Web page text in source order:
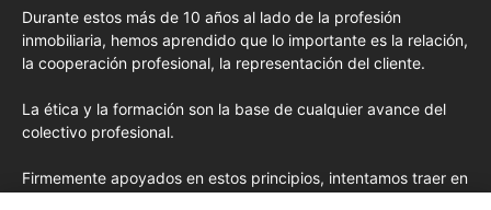
Durante estos más de 10 años al lado de la profesión
inmobiliaria, hemos aprendido que lo importante es la relación,
la cooperación profesional, la representación del cliente.
La ética y la formación son la base de cualquier avance del
colectivo profesional.
Firmemente apoyados en estos principios, intentamos traer en